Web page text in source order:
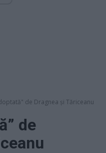
de Dragnea şi Tăriceanu
de